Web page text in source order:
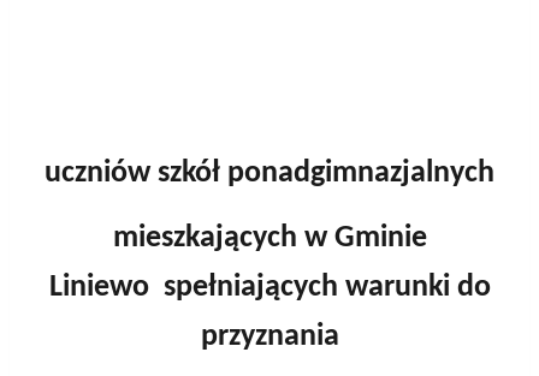
uczniów szkół ponadgimnazjalnych
mieszkających w Gminie
Liniewo spełniających warunki do
przyznania